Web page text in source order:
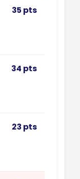
35 pts
34 pts
23 pts